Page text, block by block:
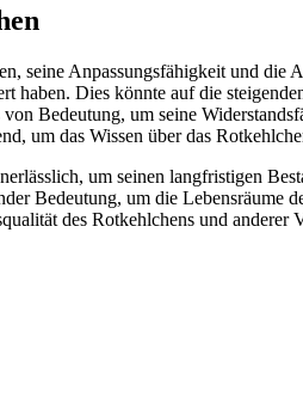
seine Anpassungsfähigkeit und
haben. Dies könnte auf die
Bedeutung, um seine
um das Wissen über das
um seinen langfristigen
Bedeutung, um die Lebensräume
des Rotkehlchens und anderer